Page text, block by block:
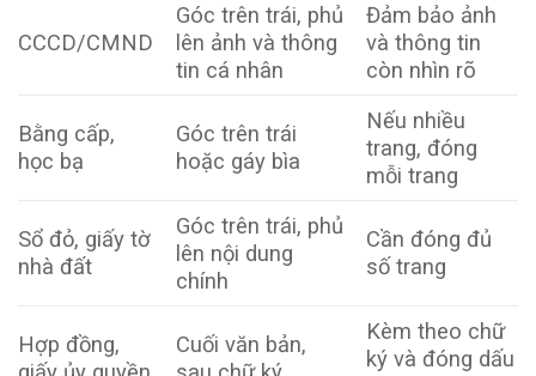
CCCD/CMND
Góc trên trái, phủ
lên ảnh và thông
tin cá nhân
Đảm bảo ảnh
và thông tin
còn nhìn rõ
Bằng cấp,
học bạ
Góc trên trái
hoặc gáy bìa
Nếu nhiều
trang, đóng
mỗi trang
Sổ đỏ, giấy tờ
nhà đất
Góc trên trái, phủ
lên nội dung
chính
Cần đóng đủ
số trang
Hợp đồng,
Cuối văn bản,
Kèm theo chữ
ký và đóng dấu